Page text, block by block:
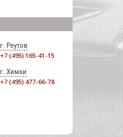
г. Реутов
+7 (495) 165-41-15
г. Химки
+7 (495) 477-66-78